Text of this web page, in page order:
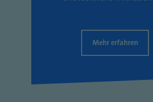
Mehr erfahren